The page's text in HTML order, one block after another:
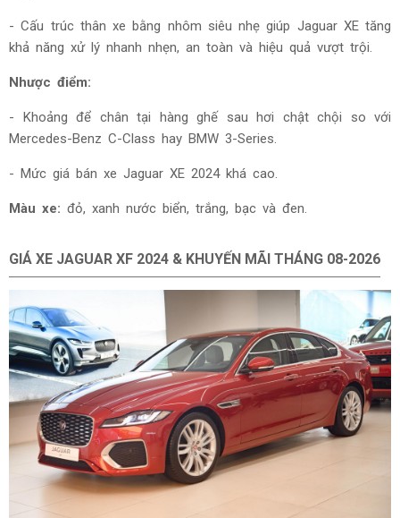
- Cấu trúc thân xe bằng nhôm siêu nhẹ giúp Jaguar XE tăng
khả năng xử lý nhanh nhẹn, an toàn và hiệu quả vượt trội.
Nhược điểm:
- Khoảng để chân tại hàng ghế sau hơi chật chội so với
Mercedes-Benz C-Class hay BMW 3-Series.
- Mức giá bán xe Jaguar XE 2024 khá cao.
Màu xe: đỏ, xanh nước biển, trắng, bạc và đen.
GIÁ XE JAGUAR XF 2024 & KHUYẾN MÃI THÁNG 08-2026